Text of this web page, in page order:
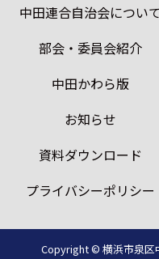
中田連合自治会について
部会・委員会紹介
中田かわら版
お知らせ
資料ダウンロード
プライバシーポリシー
Copyright © 横浜市泉区